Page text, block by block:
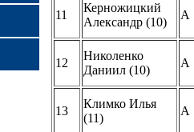
11
Керножицкий
Александр (10)
A
12
Николенко
Даниил (10)
A
13
Климко Илья
(11)
A